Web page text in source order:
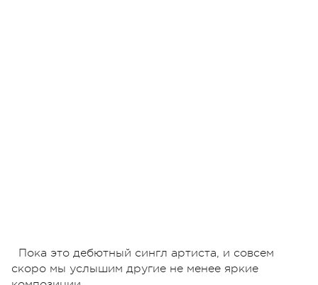
Пока это дебютный сингл артиста, и совсем
скоро мы услышим другие не менее яркие